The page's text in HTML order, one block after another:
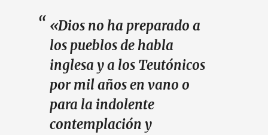
«Dios no ha preparado a
los pueblos de habla
inglesa y a los Teutónicos
por mil años en vano o
para la indolente
contemplación y